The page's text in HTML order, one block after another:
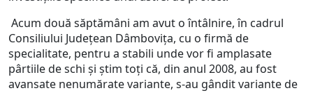
Acum două săptămâni am avut o întâlnire, în cadrul
Consiliului Județean Dâmbovița, cu o firmă de
specialitate, pentru a stabili unde vor fi amplasate
pârtiile de schi și știm toți că, din anul 2008, au fost
avansate nenumărate variante, s-au gândit variante de